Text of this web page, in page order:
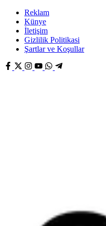
Reklam
Künye
İletişim
Gizlilik Politikasi
Şartlar ve Koşullar